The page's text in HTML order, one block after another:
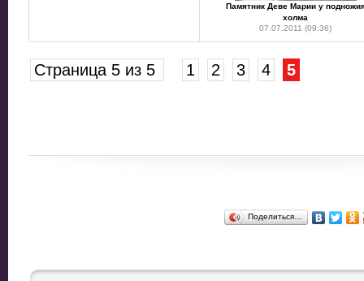
Памятник Деве Марии у
холма
07.07.2011 (09:36)
Страница 5 из 5 1 2 3 4 5
Поделиться…